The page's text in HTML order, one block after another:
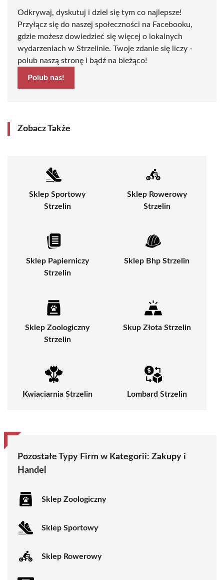
Odkrywaj, dyskutuj i dziel się tym co najlepsze!
Przyłącz się do naszej społeczności na Facebooku,
gdzie możesz dowiedzieć się więcej o lokalnych
wydarzeniach w Strzelinie. Twoje zdanie się liczy -
polub naszą stronę i bądź na bieżąco!
Polub nas!
Zobacz Także
Sklep Sportowy
Strzelin
Sklep Rowerowy
Strzelin
Sklep Papierniczy
Strzelin
Sklep Bhp Strzelin
Sklep Zoologiczny
Strzelin
Skup Złota Strzelin
Kwiaciarnia Strzelin Lombard Strzelin
Pozostałe Typy Firm w Kategorii: Zakupy i
Handel
Sklep Zoologiczny
Sklep Sportowy
Sklep Rowerowy